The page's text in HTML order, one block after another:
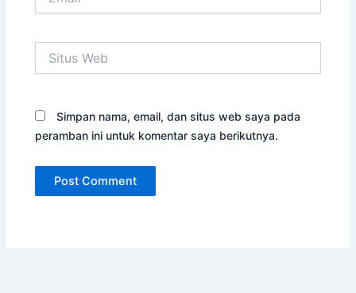
Web
Simpan nama, email, dan situs web saya pada
peramban ini untuk komentar saya berikutnya.